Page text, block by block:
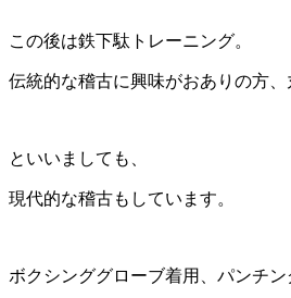
この後は鉄下駄トレーニング。
伝統的な稽古に興味がおありの方
といいましても、
現代的な稽古もしています。
ボクシンググローブ着用、パンチン